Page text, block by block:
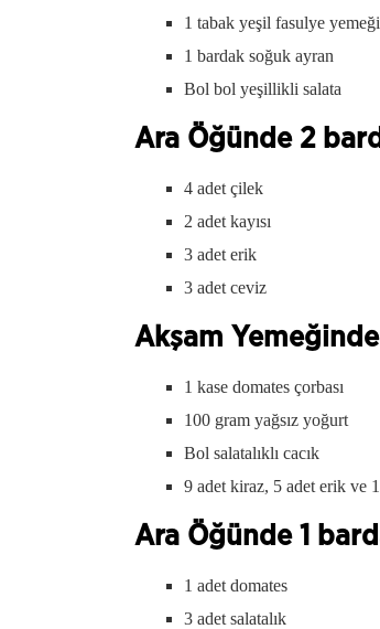
1 tabak yeşil fasulye
1 bardak soğuk ayran
Bol bol yeşillikli salata
Ara Öğünde 2
4 adet çilek
2 adet kayısı
3 adet erik
3 adet ceviz
Akşam
1 kase domates çorbası
100 gram yağsız yoğurt
Bol salatalıklı cacık
9 adet kiraz, 5 adet erik ve
Ara Öğünde 1
1 adet domates
3 adet salatalık